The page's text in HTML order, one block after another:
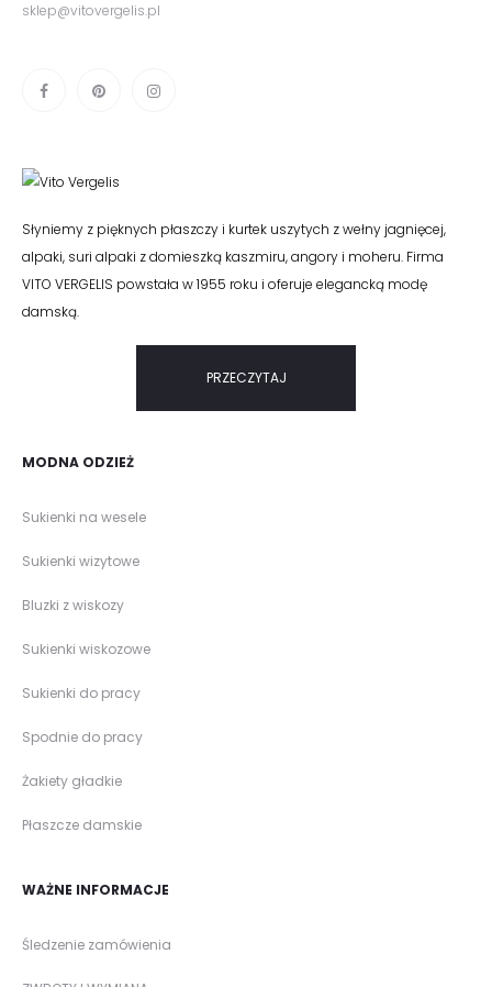
sklep@vitovergelis.pl
Słyniemy z pięknych płaszczy i kurtek uszytych z wełny jagnięcej,
alpaki, suri alpaki z domieszką kaszmiru, angory i moheru. Firma
VITO VERGELIS powstała w 1955 roku i oferuje elegancką modę
damską.
PRZECZYTAJ
MODNA ODZIEŻ
Sukienki na wesele
Sukienki wizytowe
Bluzki z wiskozy
Sukienki wiskozowe
Sukienki do pracy
Spodnie do pracy
Żakiety gładkie
Płaszcze damskie
WAŻNE INFORMACJE
Śledzenie zamówienia